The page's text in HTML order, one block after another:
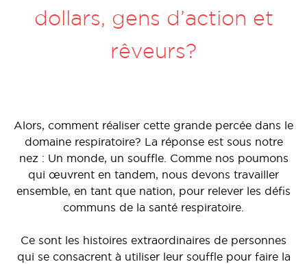
dollars, gens d’action et
rêveurs?
Alors, comment réaliser cette grande percée dans le
domaine respiratoire? La réponse est sous notre
nez : Un monde, un souffle. Comme nos poumons
qui œuvrent en tandem, nous devons travailler
ensemble, en tant que nation, pour relever les défis
communs de la santé respiratoire.
Ce sont les histoires extraordinaires de personnes
qui se consacrent à utiliser leur souffle pour faire la